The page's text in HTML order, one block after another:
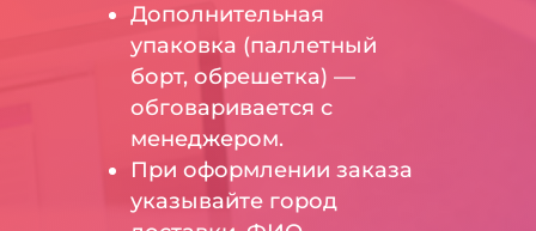
Дополнительная
упаковка (паллетный
борт, обрешетка) —
обговаривается с
менеджером.
При оформлении заказа
указывайте город